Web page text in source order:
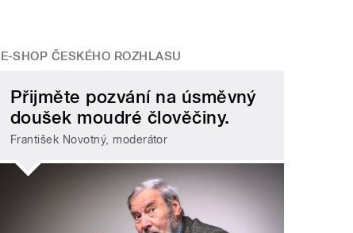
E-SHOP ČESKÉHO ROZHLASU
Přijměte pozvání na úsměvný
doušek moudré člověčiny.
František Novotný, moderátor